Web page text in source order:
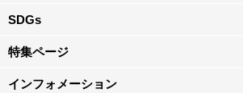
SDGs
特集ページ
インフォメーション